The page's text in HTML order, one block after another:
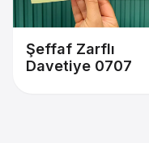
Şeffaf Zarflı
Davetiye 0707